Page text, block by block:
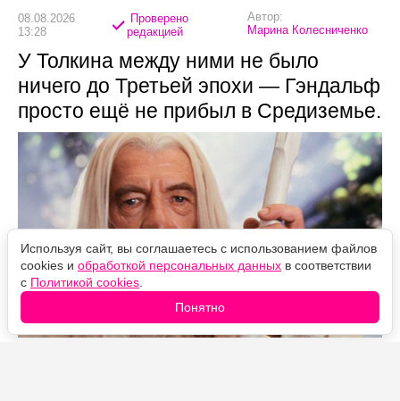
08.08.2026
13:28
Проверено
редакцией
Автор:
Марина Колесниченко
У Толкина между ними не было
ничего до Третьей эпохи — Гэндальф
просто ещё не прибыл в Средиземье.
Используя сайт, вы соглашаетесь с использованием файлов
cookies и обработкой персональных данных в соответствии
с Политикой cookies
Понятно